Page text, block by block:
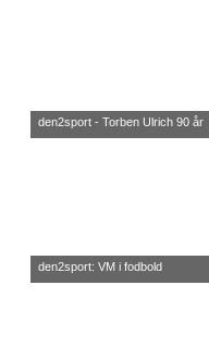
den2sport - Torben Ulrich 90 år
den2sport: VM i fodbold